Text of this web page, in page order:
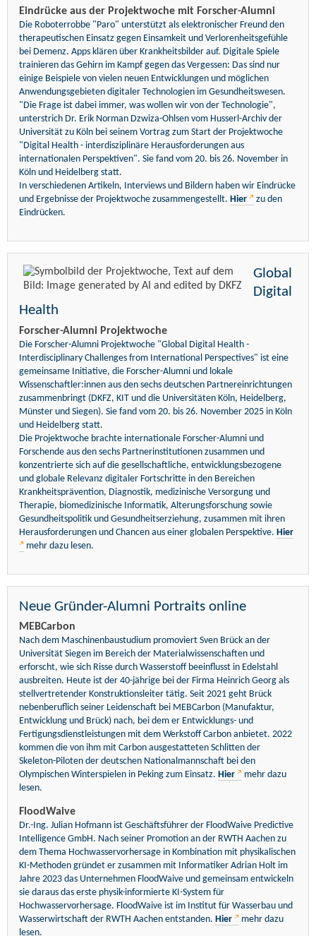
Eindrücke aus der Projektwoche mit Forscher-Alumni
Die Roboterrobbe "Paro" unterstützt als elektronischer Freund den
therapeutischen Einsatz gegen Einsamkeit und Verlorenheitsgefühle
bei Demenz. Apps klären über Krankheitsbilder auf. Digitale Spiele
trainieren das Gehirn im Kampf gegen das Vergessen: Das sind nur
einige Beispiele von vielen neuen Entwicklungen und möglichen
Anwendungsgebieten digitaler Technologien im Gesundheitswesen.
"Die Frage ist dabei immer, was wollen wir von der Technologie",
unterstrich Dr. Erik Norman Dzwiza-Ohlsen vom Husserl-Archiv der
Universität zu Köln bei seinem Vortrag zum Start der Projektwoche
"Digital Health - interdisziplinäre Herausforderungen aus
internationalen Perspektiven". Sie fand vom 20. bis 26. November in
Köln und Heidelberg statt.
In verschiedenen Artikeln, Interviews und Bildern haben wir Eindrücke
und Ergebnisse der Projektwoche zusammengestellt. Hier
zu den
Eindrücken.
Global
Digital
Health
Forscher-Alumni Projektwoche
Die Forscher-Alumni Projektwoche "Global Digital Health -
Interdisciplinary Challenges from International Perspectives" ist eine
gemeinsame Initiative, die Forscher-Alumni und lokale
Wissenschaftler:innen aus den sechs deutschen Partnereinrichtungen
zusammenbringt (DKFZ, KIT und die Universitäten Köln, Heidelberg,
Münster und Siegen). Sie fand vom 20. bis 26. November 2025 in Köln
und Heidelberg statt.
Die Projektwoche brachte internationale Forscher-Alumni und
Forschende aus den sechs Partnerinstitutionen zusammen und
konzentrierte sich auf die gesellschaftliche, entwicklungsbezogene
und globale Relevanz digitaler Fortschritte in den Bereichen
Krankheitsprävention, Diagnostik, medizinische Versorgung und
Therapie, biomedizinische Informatik, Alterungsforschung sowie
Gesundheitspolitik und Gesundheitserziehung, zusammen mit ihren
Herausforderungen und Chancen aus einer globalen Perspektive. Hier
mehr dazu lesen.
Neue Gründer-Alumni Portraits online
MEBCarbon
Nach dem Maschinenbaustudium promoviert Sven Brück an der
Universität Siegen im Bereich der Materialwissenschaften und
erforscht, wie sich Risse durch Wasserstoff beeinflusst in Edelstahl
ausbreiten. Heute ist der 40-jährige bei der Firma Heinrich Georg als
stellvertretender Konstruktionsleiter tätig. Seit 2021 geht Brück
nebenberuflich seiner Leidenschaft bei MEBCarbon (Manufaktur,
Entwicklung und Brück) nach, bei dem er Entwicklungs- und
Fertigungsdienstleistungen mit dem Werkstoff Carbon anbietet. 2022
kommen die von ihm mit Carbon ausgestatteten Schlitten der
Skeleton-Piloten der deutschen Nationalmannschaft bei den
Olympischen Winterspielen in Peking zum Einsatz. Hier
mehr dazu
lesen.
FloodWaive
Dr.-Ing. Julian Hofmann ist Geschäftsführer der FloodWaive Predictive
Intelligence GmbH. Nach seiner Promotion an der RWTH Aachen zu
dem Thema Hochwasservorhersage in Kombination mit physikalischen
KI-Methoden gründet er zusammen mit Informatiker Adrian Holt im
Jahre 2023 das Unternehmen FloodWaive und gemeinsam entwickeln
sie daraus das erste physik-informierte KI-System für
Hochwasservorhersage. FloodWaive ist im Institut für Wasserbau und
Wasserwirtschaft der RWTH Aachen entstanden. Hier
mehr dazu
lesen.